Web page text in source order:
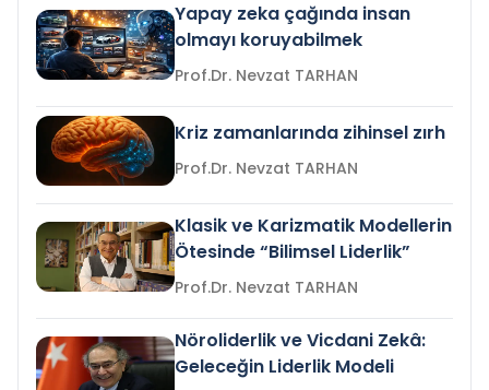
Yapay zeka çağında insan
olmayı koruyabilmek
Prof.Dr. Nevzat TARHAN
Kriz zamanlarında zihinsel zırh
Prof.Dr. Nevzat TARHAN
Klasik ve Karizmatik Modellerin
Ötesinde “Bilimsel Liderlik”
Prof.Dr. Nevzat TARHAN
Nöroliderlik ve Vicdani Zekâ:
Geleceğin Liderlik Modeli